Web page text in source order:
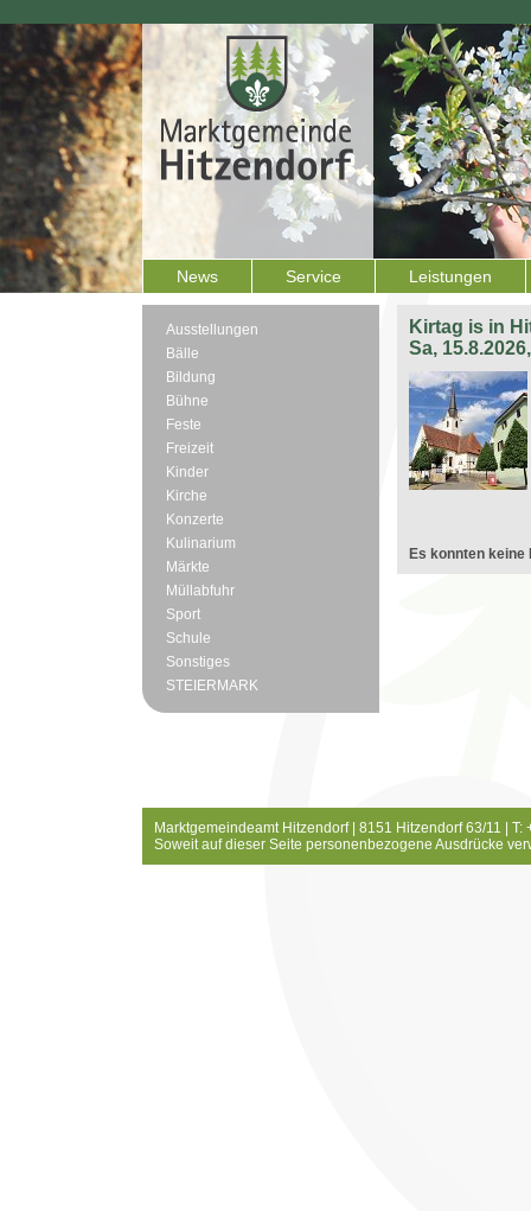
News Service Leistungen
Ausstellungen
Bälle
Bildung
Bühne
Feste
Freizeit
Kinder
Kirche
Konzerte
Kulinarium
Märkte
Müllabfuhr
Sport
Schule
Sonstiges
STEIERMARK
Kirtag is in
Sa,
Es konnten keine
Marktgemeindeamt Hitzendorf | 8151 Hitzendorf 63/11 |
Soweit auf dieser Seite personenbezogene Ausdrücke